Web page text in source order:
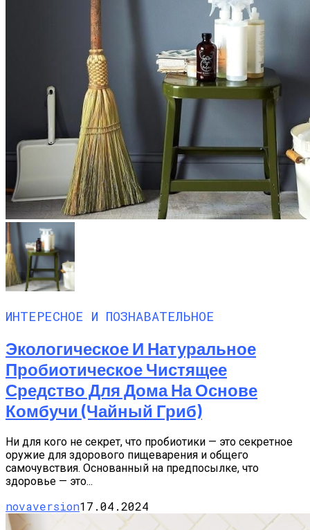
ИНТЕРЕСНОЕ И ПОЗНАВАТЕЛЬНОЕ
Экологическое И Натуральное
Пробиотическое Чистящее
Средство Для Дома На Основе
Комбучи (чайный Гриб)
Ни для кого не секрет, что пробиотики — это секретное
оружие для здорового пищеварения и общего
самочувствия. Основанный на предпосылке, что
здоровье — это...
novaversion17.04.2024